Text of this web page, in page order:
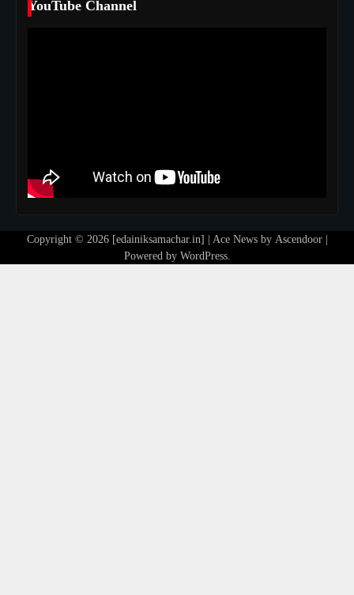
YouTube Channel
Copyright © 2026 [edainiksamachar.in] | Ace News by Ascendoor|
Powered by WordPress.